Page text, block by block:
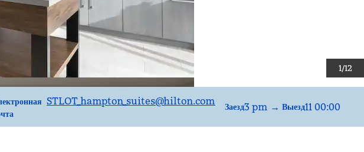
1/12
STLOT_hampton_suites@hilton.com Заезд3 pm → Выезд11 00:00